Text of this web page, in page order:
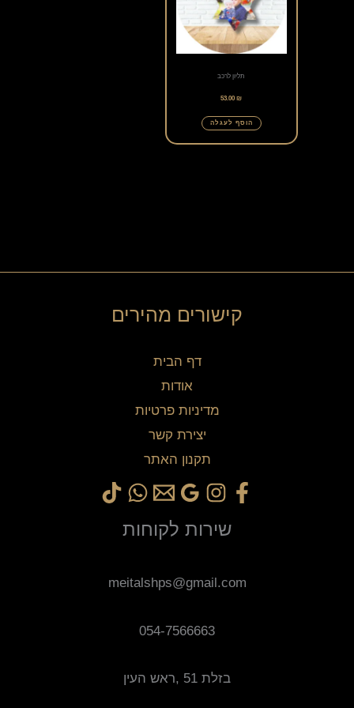
תליון לרכב
53.00₪
הוסף לעגלה
קישורים מהירים
דף הבית
אודות
מדיניות פרטיות
יצירת קשר
תקנון האתר
שירות לקוחות
meitalshps@gmail.com
054-7566663
בזלת 51 ,ראש העין